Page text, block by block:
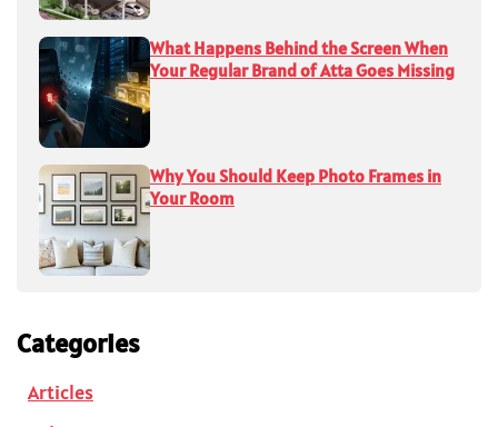
What Happens Behind the Screen When
Your Regular Brand of Atta Goes Missing
Why You Should Keep Photo Frames in
Your Room
Categories
Articles